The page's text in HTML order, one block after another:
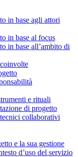
in base agli attori
in base al focus
in base all’ambito di
e rituali
di progetto
collaborativi
e la sua gestione
d’uso del servizio